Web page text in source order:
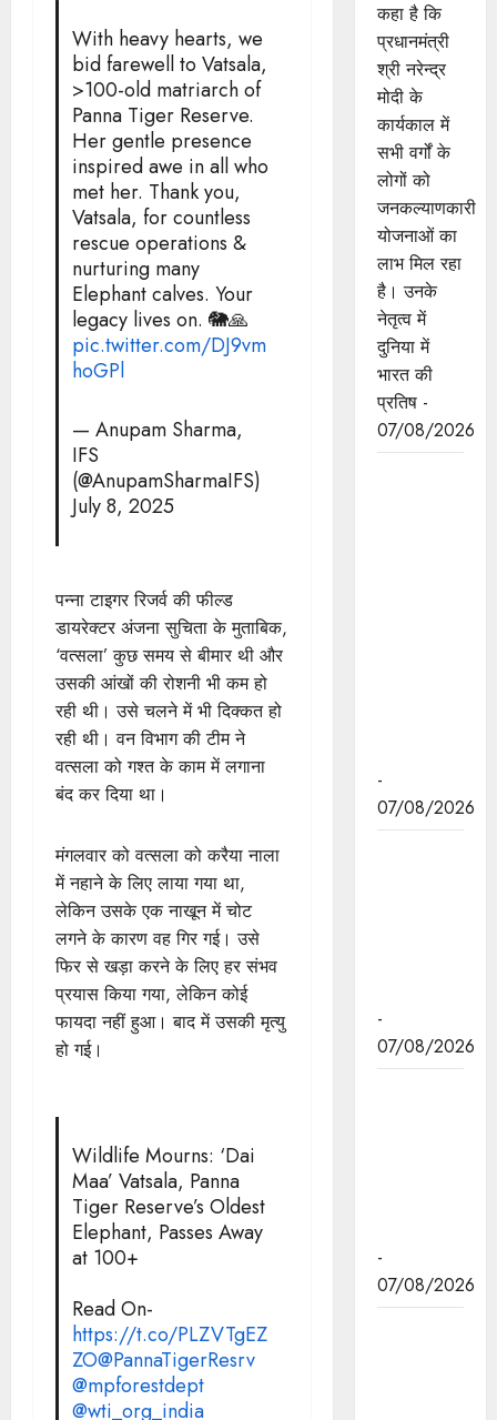
With heavy hearts, we
bid farewell to Vatsala,
>100-old matriarch of
Panna Tiger Reserve.
Her gentle presence
inspired awe in all who
met her. Thank you,
Vatsala, for countless
rescue operations &
nurturing many
Elephant calves. Your
legacy lives on. 🐘🙏
pic.twitter.com/DJ9vm
hoGPl
— Anupam Sharma,
IFS
(@AnupamSharmaIFS)
July 8, 2025
पन्ना टाइगर रिजर्व की फील्ड
डायरेक्टर अंजना सुचिता के मुताबिक,
‘वत्सला’ कुछ समय से बीमार थी और
उसकी आंखों की रोशनी भी कम हो
रही थी। उसे चलने में भी दिक्कत हो
रही थी। वन विभाग की टीम ने
वत्सला को गश्त के काम में लगाना
बंद कर दिया था।
मंगलवार को वत्सला को करैया नाला
में नहाने के लिए लाया गया था,
लेकिन उसके एक नाखून में चोट
लगने के कारण वह गिर गई। उसे
फिर से खड़ा करने के लिए हर संभव
प्रयास किया गया, लेकिन कोई
फायदा नहीं हुआ। बाद में उसकी मृत्यु
हो गई।
Wildlife Mourns: ‘Dai
Maa’ Vatsala, Panna
Tiger Reserve’s Oldest
Elephant, Passes Away
at 100+
Read On-
https://t.co/PLZVTgEZ
ZO@PannaTigerResrv
@mpforestdept
@wti_org_india
कहा है कि
प्रधानमंत्री
श्री नरेन्द्र
मोदी के
कार्यकाल में
सभी वर्गों के
लोगों को
जनकल्याणकारी
योजनाओं का
लाभ मिल रहा
है। उनके
नेतृत्व में
दुनिया में
भारत की
प्रतिष -
07/08/2026
-
07/08/2026
-
07/08/2026
-
07/08/2026